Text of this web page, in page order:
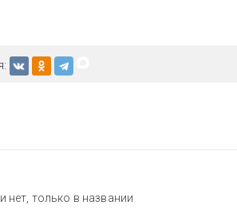
нет, только в названии